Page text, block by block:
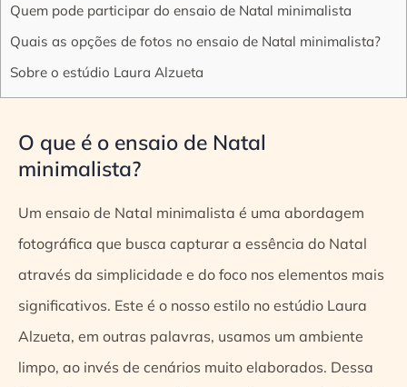
Quem pode participar do ensaio de Natal minimalista
Quais as opções de fotos no ensaio de Natal minimalista?
Sobre o estúdio Laura Alzueta
O que é o ensaio de Natal
minimalista?
Um ensaio de Natal minimalista é uma abordagem
fotográfica que busca capturar a essência do Natal
através da simplicidade e do foco nos elementos mais
significativos. Este é o nosso estilo no estúdio Laura
Alzueta, em outras palavras, usamos um ambiente
limpo, ao invés de cenários muito elaborados. Dessa